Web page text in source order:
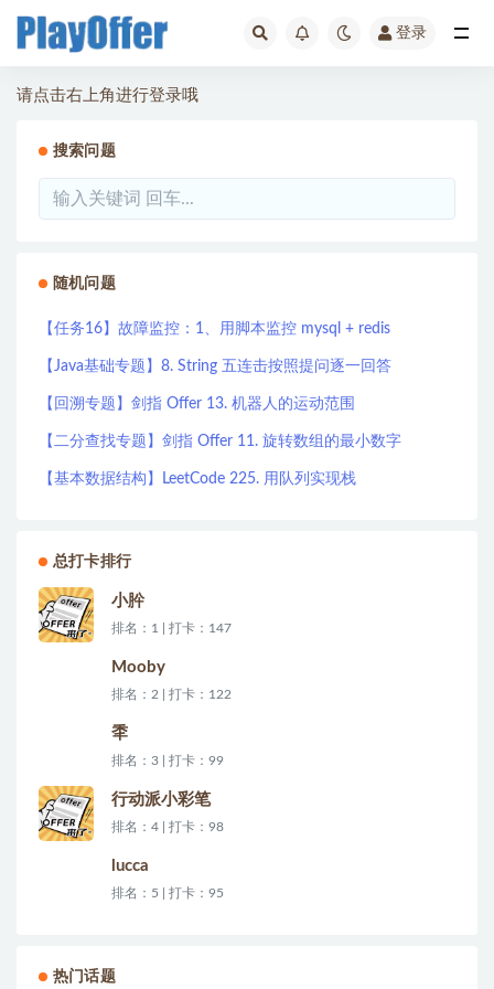
登录
请点击右上角进行登录哦
搜索问题
随机问题
【任务16】故障监控：1、用脚本监控 mysql + redis
【Java基础专题】8. String 五连击按照提问逐一回答
【回溯专题】剑指 Offer 13. 机器人的运动范围
【二分查找专题】剑指 Offer 11. 旋转数组的最小数字
【基本数据结构】LeetCode 225. 用队列实现栈
总打卡排行
小肸
排名：1 | 打卡：147
Mooby
排名：2 | 打卡：122
秊
排名：3 | 打卡：99
行动派小彩笔
排名：4 | 打卡：98
lucca
排名：5 | 打卡：95
热门话题